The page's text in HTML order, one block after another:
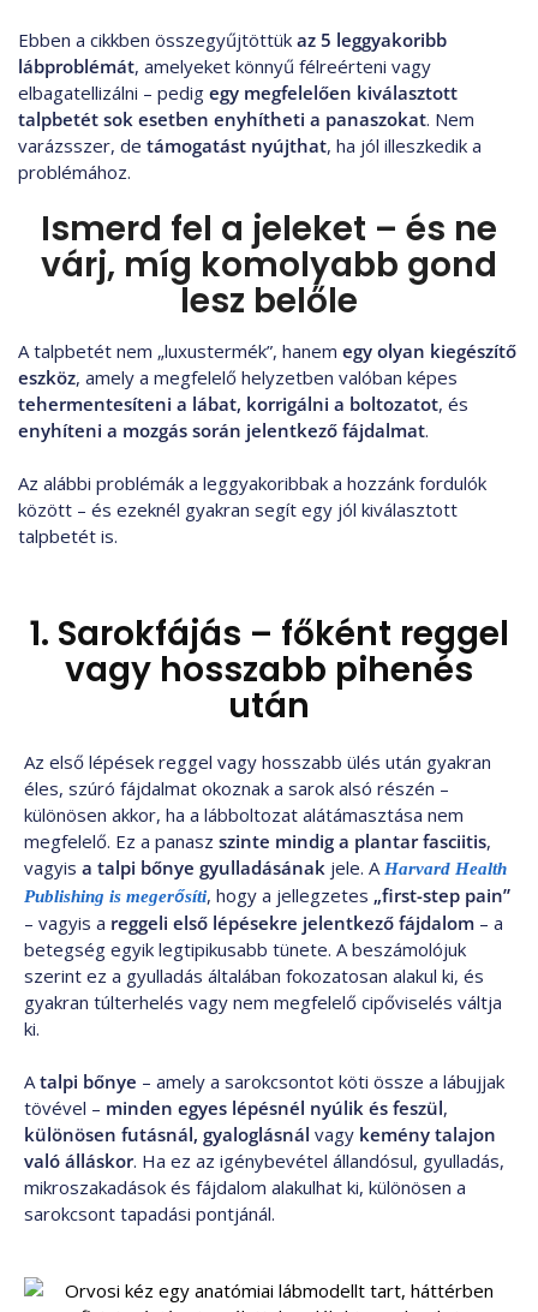
Ebben a cikkben összegyűjtöttük az 5 leggyakoribb
lábproblémát, amelyeket könnyű félreérteni vagy
elbagatellizálni – pedig egy megfelelően kiválasztott
talpbetét sok esetben enyhítheti a panaszokat. Nem
varázsszer, de támogatást nyújthat, ha jól illeszkedik a
problémához.
Ismerd fel a jeleket – és ne
várj, míg komolyabb gond
lesz belőle
A talpbetét nem „luxustermék”, hanem egy olyan kiegészítő
eszköz, amely a megfelelő helyzetben valóban képes
tehermentesíteni a lábat, korrigálni a boltozatot, és
enyhíteni a mozgás során jelentkező fájdalmat.
Az alábbi problémák a leggyakoribbak a hozzánk fordulók
között – és ezeknél gyakran segít egy jól kiválasztott
talpbetét is.
1. Sarokfájás – főként reggel
vagy hosszabb pihenés
után
Az első lépések reggel vagy hosszabb ülés után gyakran
éles, szúró fájdalmat okoznak a sarok alsó részén –
különösen akkor, ha a lábboltozat alátámasztása nem
megfelelő. Ez a panasz szinte mindig a plantar fasciitis,
vagyis a talpi bőnye gyulladásának jele. AHarvard Health
Publishing is megerősíti, hogy a jellegzetes „first-step pain”
– vagyis a reggeli első lépésekre jelentkező fájdalom – a
betegség egyik legtipikusabb tünete. A beszámolójuk
szerint ez a gyulladás általában fokozatosan alakul ki, és
gyakran túlterhelés vagy nem megfelelő cipőviselés váltja
ki.
Atalpi bőnye – amely a sarokcsontot köti össze a lábujjak
tövével – minden egyes lépésnél nyúlik és feszül,
különösen futásnál, gyaloglásnál vagy kemény talajon
való álláskor. Ha ez az igénybevétel állandósul, gyulladás,
mikroszakadások és fájdalom alakulhat ki, különösen a
sarokcsont tapadási pontjánál.